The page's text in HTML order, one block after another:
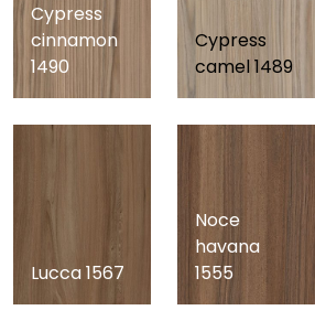
Cypress
cinnamon
1490
Cypress
camel 1489
Lucca 1567
Noce
havana
1555